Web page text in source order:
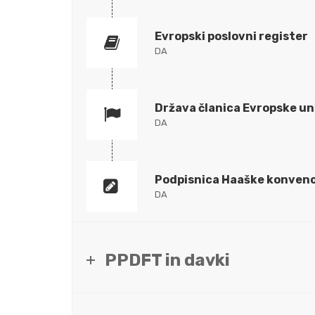
Evropski poslovni register
DA
Država članica Evropske
DA
Podpisnica Haaške
DA
PPDFT in davki